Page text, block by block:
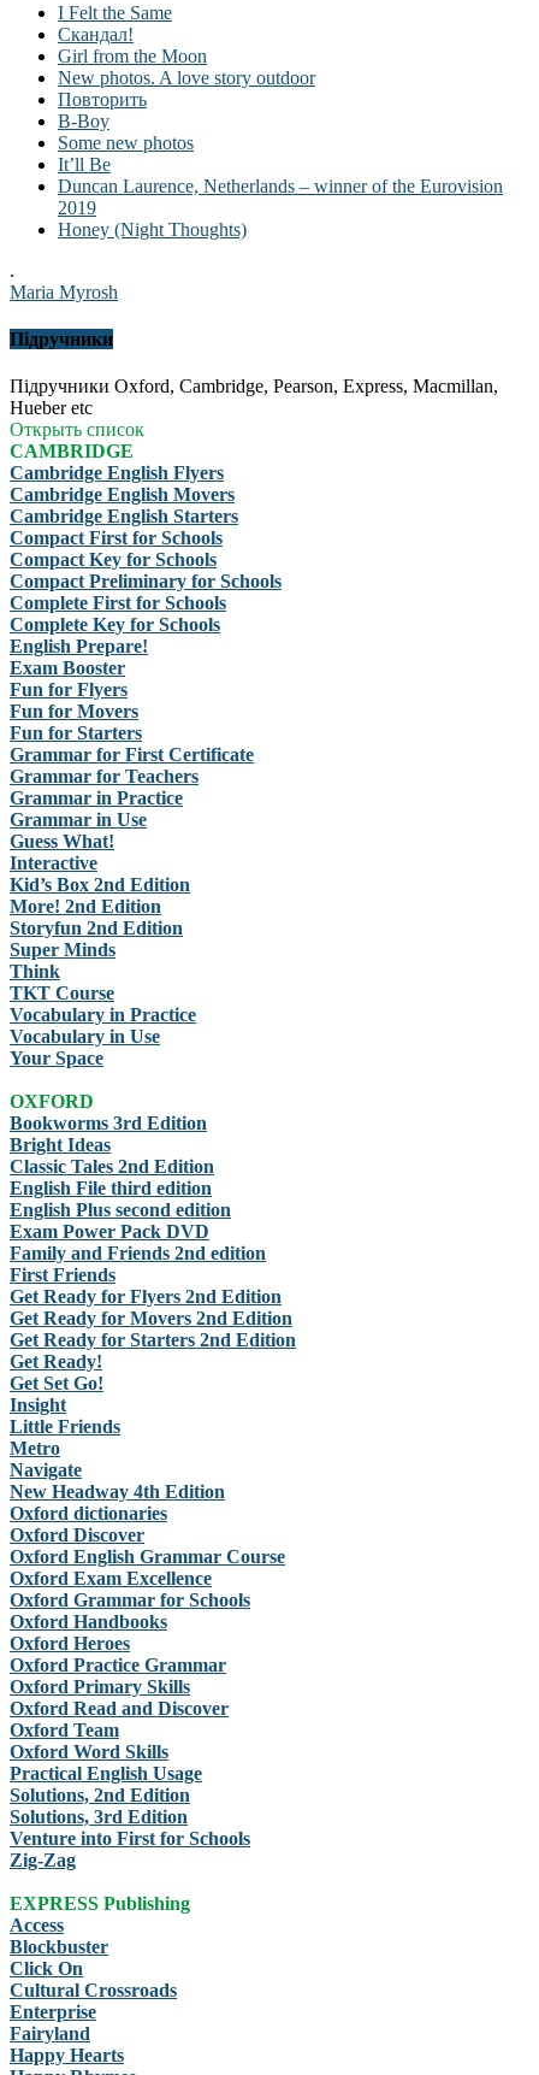
I Felt the Same
Скандал!
Girl from the Moon
New photos. A love story outdoor
Повторить
B-Boy
Some new photos
It’ll Be
Duncan Laurence, Netherlands – winner of the Eurovision
2019
Honey (Night Thoughts)
.
Maria Myrosh
Підручники
Підручники Oxford, Cambridge, Pearson, Express, Macmillan,
Hueber etc
Открыть список
CAMBRIDGE
Cambridge English Flyers
Cambridge English Movers
Cambridge English Starters
Compact First for Schools
Compact Key for Schools
Compact Preliminary for Schools
Complete First for Schools
Complete Key for Schools
English Prepare!
Exam Booster
Fun for Flyers
Fun for Movers
Fun for Starters
Grammar for First Certificate
Grammar for Teachers
Grammar in Practice
Grammar in Use
Guess What!
Interactive
Kid’s Box 2nd Edition
More! 2nd Edition
Storyfun 2nd Edition
Super Minds
Think
TKT Course
Vocabulary in Practice
Vocabulary in Use
Your Space
OXFORD
Bookworms 3rd Edition
Bright Ideas
Classic Tales 2nd Edition
English File third edition
English Plus second edition
Exam Power Pack DVD
Family and Friends 2nd edition
First Friends
Get Ready for Flyers 2nd Edition
Get Ready for Movers 2nd Edition
Get Ready for Starters 2nd Edition
Get Ready!
Get Set Go!
Insight
Little Friends
Metro
Navigate
New Headway 4th Edition
Oxford dictionaries
Oxford Discover
Oxford English Grammar Course
Oxford Exam Excellence
Oxford Grammar for Schools
Oxford Handbooks
Oxford Heroes
Oxford Practice Grammar
Oxford Primary Skills
Oxford Read and Discover
Oxford Team
Oxford Word Skills
Practical English Usage
Solutions, 2nd Edition
Solutions, 3rd Edition
Venture into First for Schools
Zig-Zag
EXPRESS Publishing
Access
Blockbuster
Click On
Cultural Crossroads
Enterprise
Fairyland
Happy Hearts